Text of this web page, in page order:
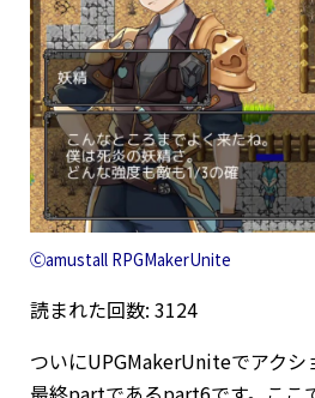
Ⓒamustall RPGMakerUnite
読まれた回数: 3124
ついにUPGMakerUniteでアクシ